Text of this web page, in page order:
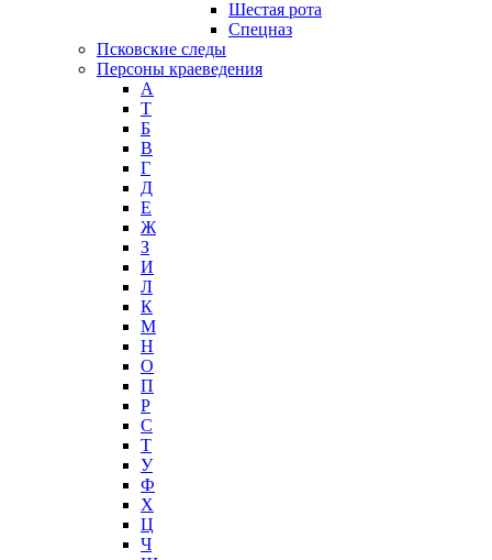
Шестая рота
Спецназ
Псковские следы
Персоны краеведения
А
T
Б
В
Г
Д
Е
Ж
З
И
Л
К
М
Н
О
П
Р
С
Т
У
Ф
Х
Ц
Ч